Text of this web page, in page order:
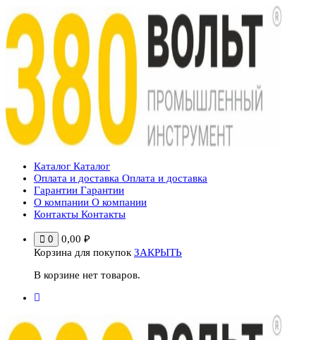
Перейти
к
содержимому
Каталог Каталог
Оплата и доставка Оплата и доставка
Гарантии Гарантии
О компании О компании
Контакты Контакты
0 0,00 ₽
Корзина для покупок ЗАКРЫТЬ
В корзине нет товаров.